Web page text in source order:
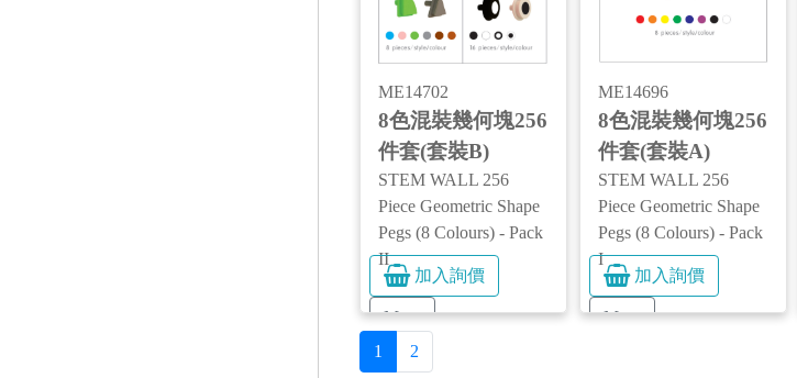
ME14702
8色混裝幾何塊256
件套(套裝B)
STEM WALL 256
Piece Geometric Shape
Pegs (8 Colours) - Pack
II
加入詢價
More
ME14696
8色混裝幾何塊256
件套(套裝A)
STEM WALL 256
Piece Geometric Shape
Pegs (8 Colours) - Pack
I
加入詢價
More
1
2